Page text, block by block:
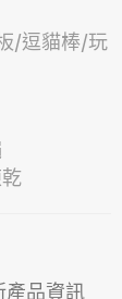
/逗貓棒/玩
產品資訊